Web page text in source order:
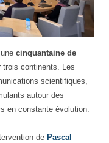
cinquantaine de
trois continents. Les
scientifiques,
autour des
en constante évolution.
de Pascal